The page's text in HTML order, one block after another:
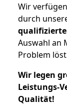
Wir
durch
Auswahl an
Problem
Wir legen
Leistungs-
Qualität!